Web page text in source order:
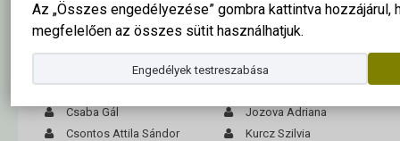
Az „Összes engedélyezése” gombra kattintva hozzájárul,
megfelelően az összes sütit használhatjuk.
Engedélyek testreszabása
Csaba Gál
Csontos Attila Sándor
Jozova Adriana
Kurcz Szilvia